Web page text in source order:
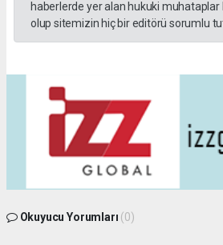
haberlerde yer alan hukuki muhataplar
olup sitemizin hiç bir editörü sorumlu
Okuyucu Yorumları (0)